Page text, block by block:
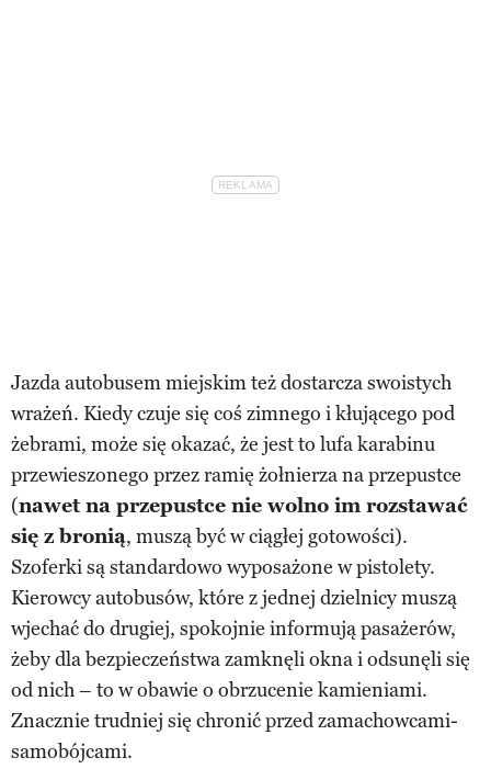
Jazda autobusem miejskim też dostarcza swoistych
wrażeń. Kiedy czuje się coś zimnego i kłującego pod
żebrami, może się okazać, że jest to lufa karabinu
przewieszonego przez ramię żołnierza na przepustce
(nawet na przepustce nie wolno im rozstawać
się z bronią, muszą być w ciągłej gotowości).
Szoferki są standardowo wyposażone w pistolety.
Kierowcy autobusów, które z jednej dzielnicy muszą
wjechać do drugiej, spokojnie informują pasażerów,
żeby dla bezpieczeństwa zamknęli okna i odsunęli się
od nich – to w obawie o obrzucenie kamieniami.
Znacznie trudniej się chronić przed zamachowcami-
samobójcami.